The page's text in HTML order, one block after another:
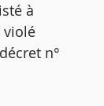
à
violé
n°